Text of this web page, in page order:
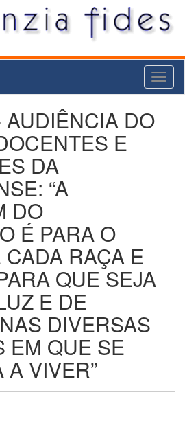
AUDIÊNCIA DO
E
DA
“A
DO
É PARA O
RAÇA E
QUE SEJA
E DE
DIVERSAS
EM QUE SE
VIVER”